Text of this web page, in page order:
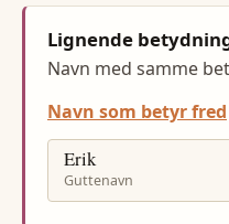
Lignende
Navn med samme
Navn som betyr fred
Erik
Guttenavn